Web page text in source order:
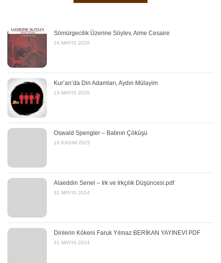
Sömürgecilik Üzerine Söylev, Aime Cesaire
24 MAYIS 2026
Kur’an’da Din Adamları, Aydın Mülayim
13 MAYIS 2026
Oswald Spengler – Batının Çöküşü
18 KASIM 2025
Alaeddin Senel – Irk ve Irkçılık Düşüncesi.pdf
31 MAYIS 2024
Dinlerin Kökeni Faruk Yılmaz BERİKAN YAYINEVİ PDF
31 MAYIS 2024